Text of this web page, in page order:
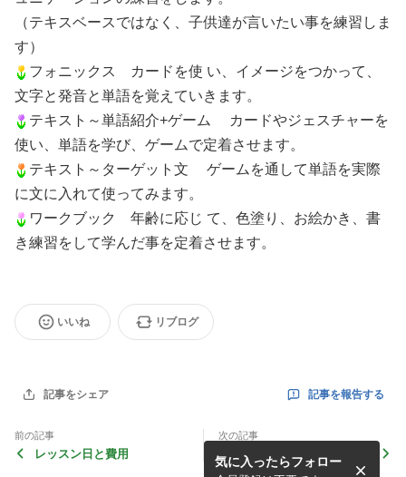
（テキスベースではなく、子供達が言いたい事を練習しま
す）
フォニックス カードを使 い、イメージをつかって、
文字と発音と単語を覚えていきます。
テキスト～単語紹介+ゲーム カードやジェスチャーを
使い、単語を学び、ゲームで定着させます。
テキスト～ターゲット文 ゲームを通して単語を実際
に文に入れて使ってみます。
ワークブック 年齢に応じ て、色塗り、お絵かき、書
き練習をして学んだ事を定着させます。
いいね リブログ
記事をシェア 記事を報告する
前の記事
レッスン日と費用
次の記事
英語は何歳から始めるとい
い？
気に入ったらフォロー